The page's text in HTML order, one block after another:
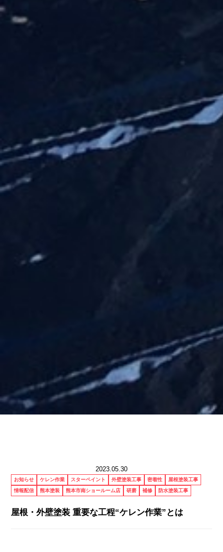
2023.05.30
お知らせ ケレン作業 スターペイント 外壁塗装工事 密着性
屋根塗装工事
情報配信
熊本塗装 熊本市南ショールーム店 研磨 補修 防水塗装工事
屋根・外壁塗装 重要な工程“ケレン作業”とは